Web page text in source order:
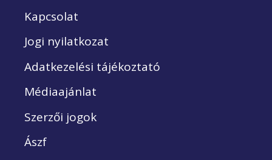
Kapcsolat
Jogi nyilatkozat
Adatkezelési tájékoztató
Médiaajánlat
Szerzői jogok
Ászf